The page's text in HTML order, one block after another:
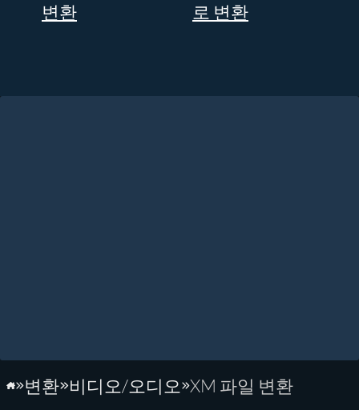
변환
로 변환
홈페이지
변환 비디오/오디오 XM 파일 변환